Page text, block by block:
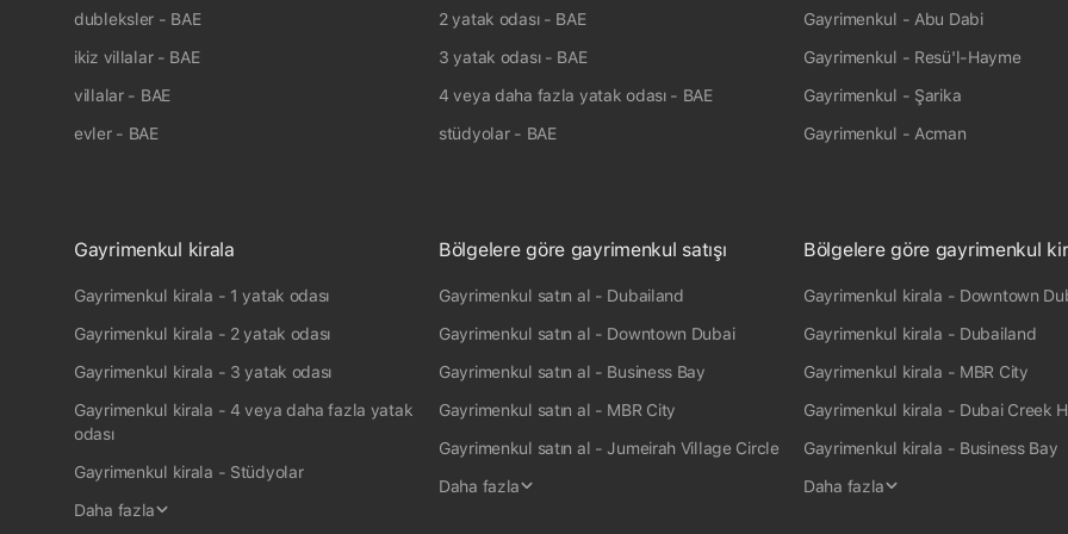
2 odalı stüdyo dairelerin alanı
46 m² ile 186 m² arası
3 odalı stüdyo dairelerin fiyatı
653 B $ ile 679 B $ arası
3 odalı stüdyo dairelerin alanı
198 m² ile 311 m² arası
dubleksler - BAE
ikiz villalar - BAE
villalar - BAE
evler - BAE
2 yatak odası - BAE
3 yatak odası - BAE
4 veya daha fazla yatak odası - BAE
stüdyolar - BAE
Gayrimenkul - Abu Dabi
Gayrimenkul - Resü'l-Hayme
Gayrimenkul - Şarika
Gayrimenkul - Acman
Gayrimenkul kirala
Gayrimenkul kirala - 1 yatak odası
Gayrimenkul kirala - 2 yatak odası
Gayrimenkul kirala - 3 yatak odası
Gayrimenkul kirala - 4 veya daha fazla yatak
odası
Gayrimenkul kirala - Stüdyolar
Daha fazla
Bölgelere göre gayrimenkul satışı
Gayrimenkul satın al - Dubailand
Gayrimenkul satın al - Downtown Dubai
Gayrimenkul satın al - Business Bay
Gayrimenkul satın al - MBR City
Gayrimenkul satın al - Jumeirah Village Circle
Daha fazla
Bölgelere göre gayrimenkul
Gayrimenkul kirala - Downtown
Gayrimenkul kirala - Dubailand
Gayrimenkul kirala - MBR City
Gayrimenkul kirala - Dubai Creek
Gayrimenkul kirala - Business Bay
Daha fazla